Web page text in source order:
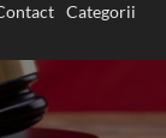
Categorii